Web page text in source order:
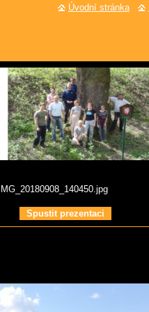
IMG_20180908_140450.jpg
Spustit prezentaci
Úvodní stránka